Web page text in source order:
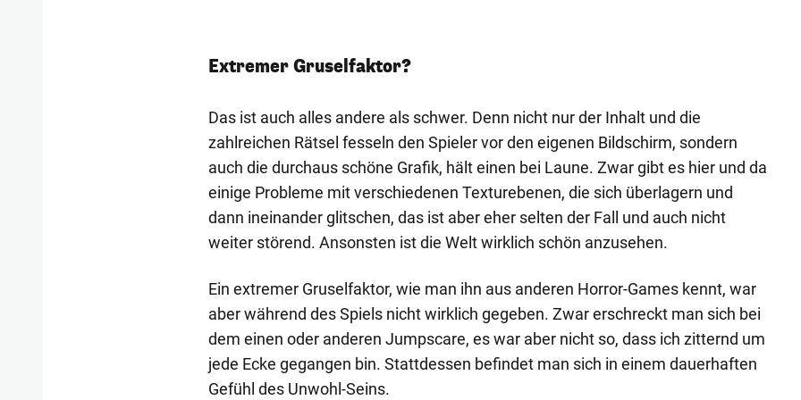
Extremer Gruselfaktor?
Das ist auch alles andere als schwer. Denn nicht nur der Inhalt und die
zahlreichen Rätsel fesseln den Spieler vor den eigenen Bildschirm, sondern
auch die durchaus schöne Grafik, hält einen bei Laune. Zwar gibt es hier und da
einige Probleme mit verschiedenen Texturebenen, die sich überlagern und
dann ineinander glitschen, das ist aber eher selten der Fall und auch nicht
weiter störend. Ansonsten ist die Welt wirklich schön anzusehen.
Ein extremer Gruselfaktor, wie man ihn aus anderen Horror-Games kennt, war
aber während des Spiels nicht wirklich gegeben. Zwar erschreckt man sich bei
dem einen oder anderen Jumpscare, es war aber nicht so, dass ich zitternd um
jede Ecke gegangen bin. Stattdessen befindet man sich in einem dauerhaften
Gefühl des Unwohl-Seins.